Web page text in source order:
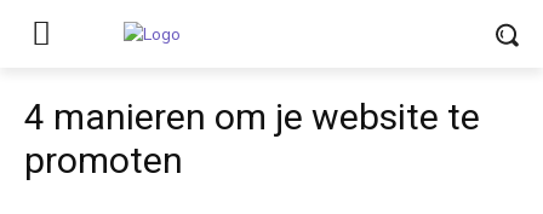
4 manieren om je website te
promoten